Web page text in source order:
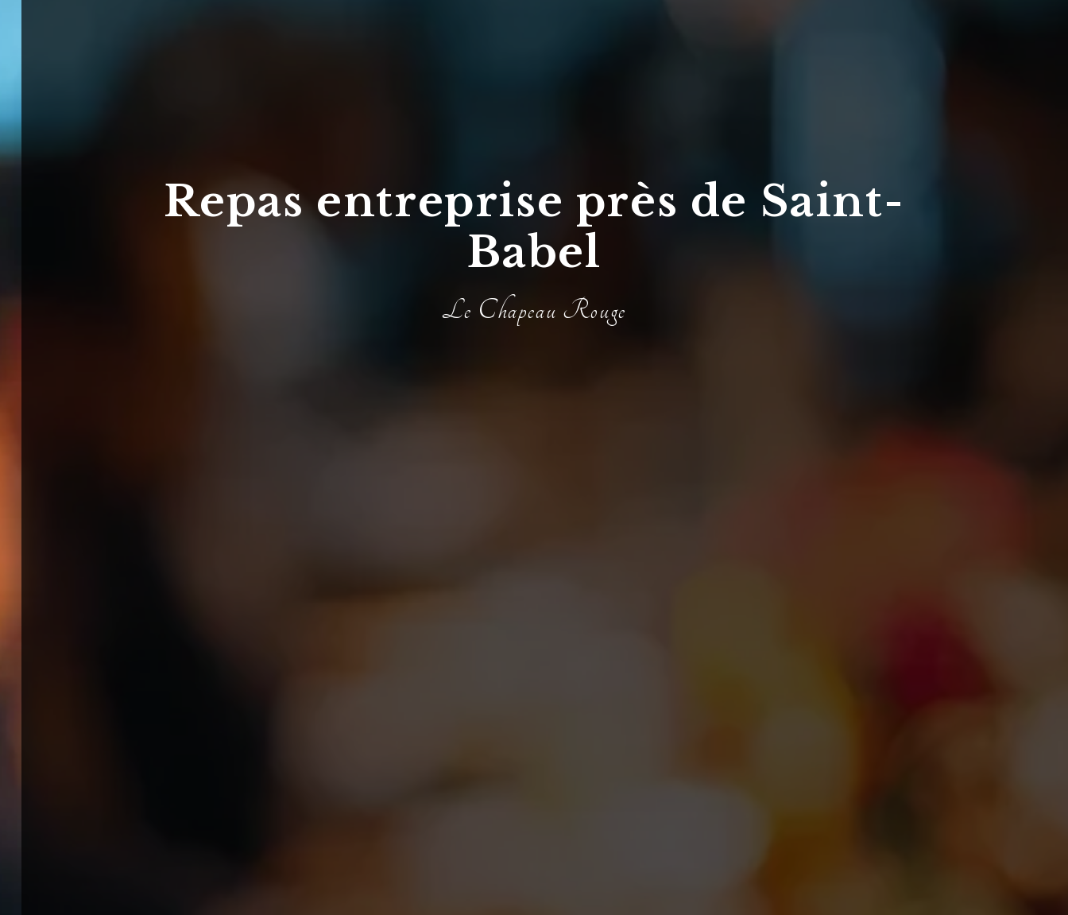
Repas entreprise près de Saint-
Babel
Le Chapeau Rouge